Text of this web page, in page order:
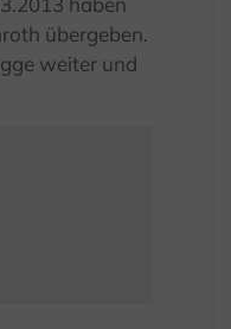
übergeben.
weiter und